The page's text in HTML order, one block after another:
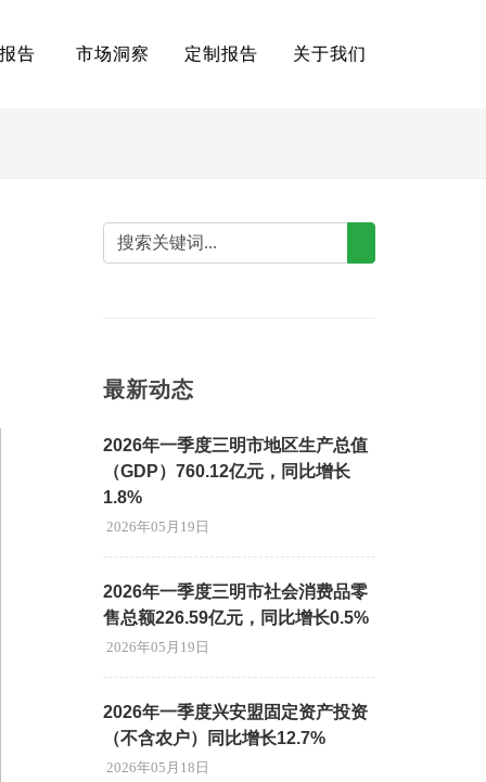
告 市场洞察 定制报告 关于我们
最新动态
2026年一季度三明市地区生产总值
（GDP）760.12亿元，同比增长
1.8%
2026年05月19日
2026年一季度三明市社会消费品零
售总额226.59亿元，同比增长0.5%
2026年05月19日
2026年一季度兴安盟固定资产投资
（不含农户）同比增长12.7%
2026年05月18日